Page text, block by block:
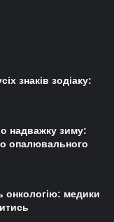
знаків зодіаку:
надважку зиму:
опалювального
онкологію: медики